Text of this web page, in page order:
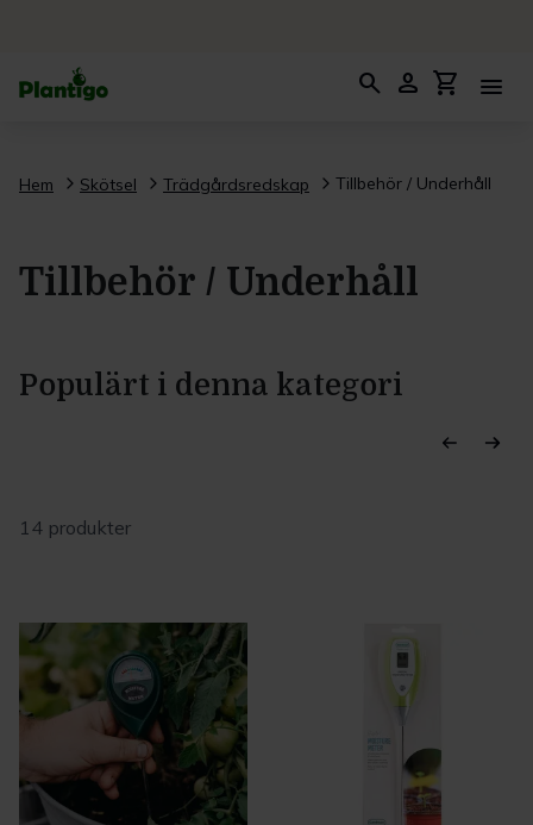
search person shopping_cart menu
Hem Skötsel Trädgårdsredskap Tillbehör / Underhåll
Tillbehör / Underhåll
Populärt i denna kategori
14 produkter